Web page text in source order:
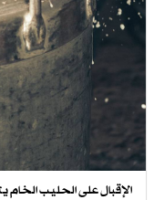
الإقبال على الحليب